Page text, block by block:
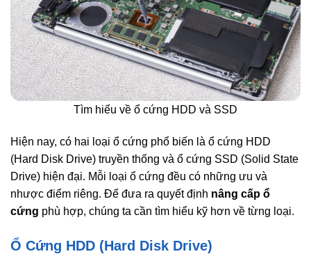
Tìm hiểu về ổ cứng HDD và SSD
Hiện nay, có hai loại ổ cứng phổ biến là ổ cứng HDD
(Hard Disk Drive) truyền thống và ổ cứng SSD (Solid State
Drive) hiện đại. Mỗi loại ổ cứng đều có những ưu và
nhược điểm riêng. Để đưa ra quyết định nâng cấp ổ
cứng phù hợp, chúng ta cần tìm hiểu kỹ hơn về từng loại.
Ổ Cứng HDD (Hard Disk Drive)